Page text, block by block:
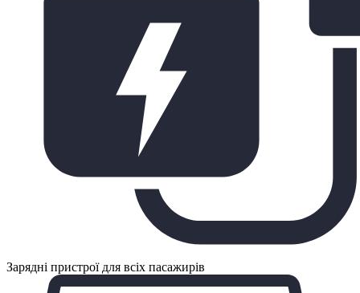
Зарядні пристрої для всіх пасажирів